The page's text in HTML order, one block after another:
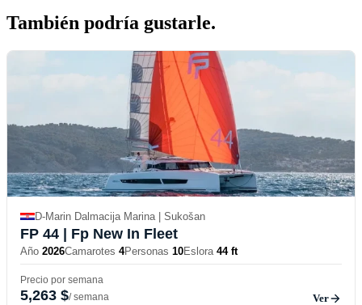
También podría gustarle.
D-Marin Dalmacija Marina | Sukošan
FP 44 | Fp New In Fleet
Año 2026Camarotes 4Personas 10Eslora 44 ft
Precio por semana
5,263 $/ semana Ver